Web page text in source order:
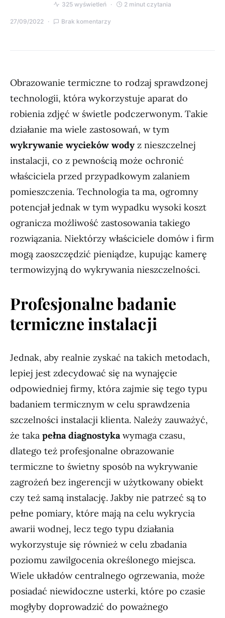
325 wyświetleń 2 minut czytania
27/09/2022 Brak komentarzy
Obrazowanie termiczne to rodzaj sprawdzonej
technologii, która wykorzystuje aparat do
robienia zdjęć w świetle podczerwonym. Takie
działanie ma wiele zastosowań, w tym
wykrywanie wycieków wody z nieszczelnej
instalacji, co z pewnością może ochronić
właściciela przed przypadkowym zalaniem
pomieszczenia. Technologia ta ma, ogromny
potencjał jednak w tym wypadku wysoki koszt
ogranicza możliwość zastosowania takiego
rozwiązania. Niektórzy właściciele domów i firm
mogą zaoszczędzić pieniądze, kupując kamerę
termowizyjną do wykrywania nieszczelności.
Profesjonalne badanie
termiczne instalacji
Jednak, aby realnie zyskać na takich metodach,
lepiej jest zdecydować się na wynajęcie
odpowiedniej firmy, która zajmie się tego typu
badaniem termicznym w celu sprawdzenia
szczelności instalacji klienta. Należy zauważyć,
że taka pełna diagnostykawymaga czasu,
dlatego też profesjonalne obrazowanie
termiczne to świetny sposób na wykrywanie
zagrożeń bez ingerencji w użytkowany obiekt
czy też samą instalację. Jakby nie patrzeć są to
pełne pomiary, które mają na celu wykrycia
awarii wodnej, lecz tego typu działania
wykorzystuje się również w celu zbadania
poziomu zawilgocenia określonego miejsca.
Wiele układów centralnego ogrzewania, może
posiadać niewidoczne usterki, które po czasie
mogłyby doprowadzić do poważnego